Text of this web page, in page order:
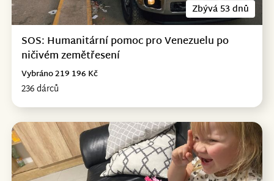
Zbývá 53 dnů
SOS: Humanitární pomoc pro Venezuelu po
ničivém zemětřesení
236 dárců
Vybráno 219 196 Kč